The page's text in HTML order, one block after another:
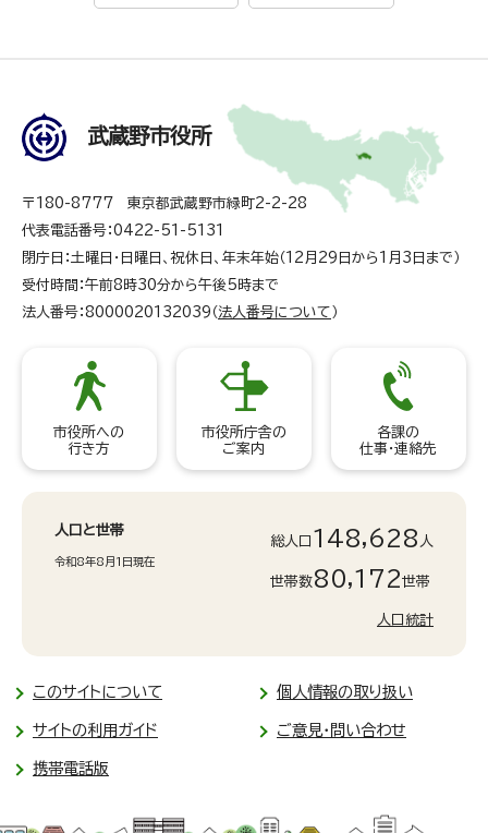
武蔵野市役所
〒180-8777 東京都武蔵野市緑町2-2-28
代表電話番号：0422-51-5131
閉庁日：土曜日・日曜日、祝休日、年末年始（12月29日から1月3日まで）
受付時間：午前8時30分から午後5時まで
法人番号：8000020132039（ 法人番号について ）
市役所への
行き方
市役所庁舎の
ご案内
各課の
仕事・連絡先
人口と世帯
令和8年8月1日現在
総人口 148,628 人
世帯数80,172世帯
人口統計
このサイトについて 個人情報の取り扱い
サイトの利用ガイド ご意見・問い合わせ
携帯電話版